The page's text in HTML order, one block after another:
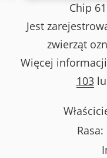
Chip
Jest
zwierząt
Więcej
103
Rasa: